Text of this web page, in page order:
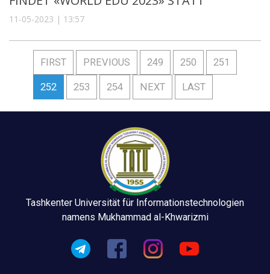
11-05-2023 | 13:57
FIRST PREVIOUS 249 250 251
252 253 254 NEXT LAST
Tashkenter Universität für Informationstechnologien
namens Mukhammad al-Khwarizmi